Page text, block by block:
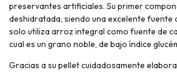
preservantes artificiales. Su primer
deshidratada, siendo una excelente fuente
solo utiliza arroz integral como fuente de
cual es un grano noble, de bajo índice
Gracias a su pellet cuidadosamente